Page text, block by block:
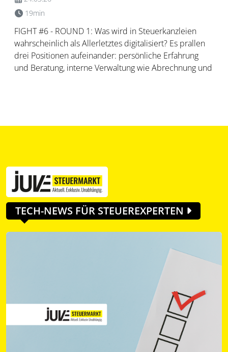
19min
FIGHT #6 - ROUND 1: Was wird in Steuerkanzleien
wahrscheinlich als Allerletztes digitalisiert? Es prallen
drei Positionen aufeinander: persönliche Erfahrung
und Beratung, interne Verwaltung wie Abrechnung und
TECH-NEWS FÜR STEUEREXPERTEN